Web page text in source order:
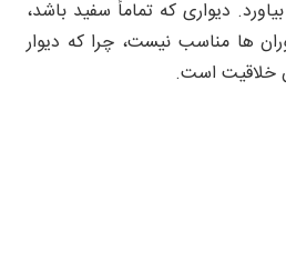
دیواری که تماماً سفید باشد،
ها مناسب نیست، چرا که دیوار
خلاقیت است.